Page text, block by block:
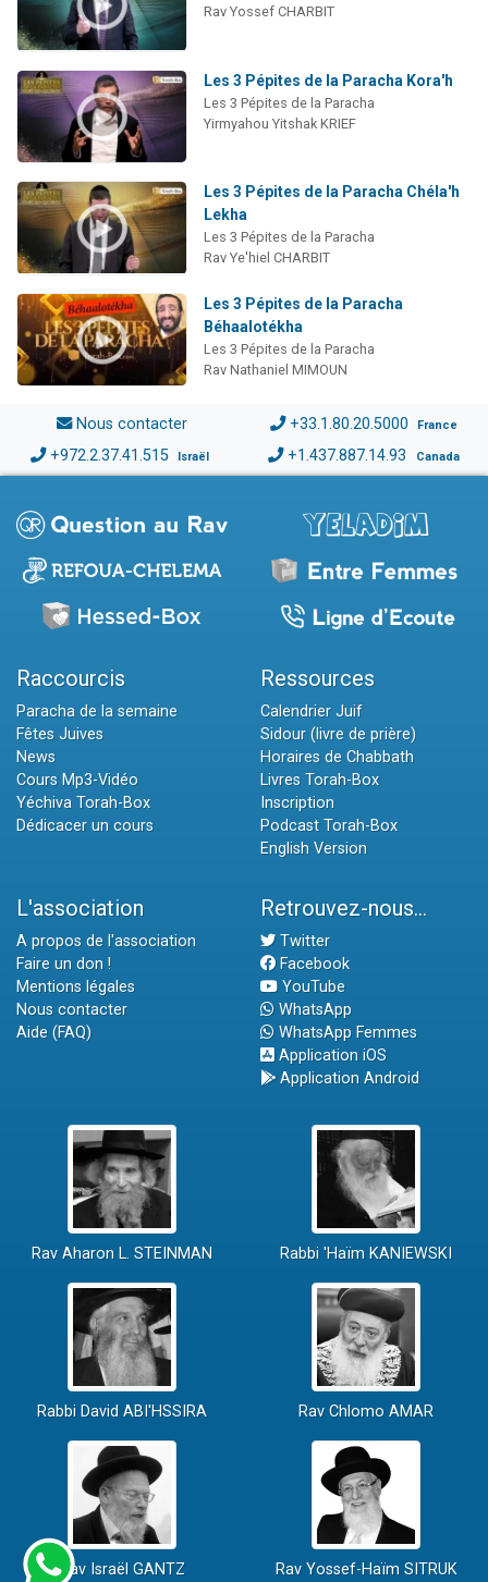
Rav Yossef CHARBIT
Les 3 Pépites de la Paracha Kora'h
Les 3 Pépites de la Paracha
Yirmyahou Yitshak KRIEF
Les 3 Pépites de la Paracha Chéla'h
Lekha
Les 3 Pépites de la Paracha
Rav Ye'hiel CHARBIT
Les 3 Pépites de la Paracha
Béhaalotékha
Les 3 Pépites de la Paracha
Rav Nathaniel MIMOUN
Nous contacter +33.1.80.20.5000 France
+972.2.37.41.515 Israël +1.437.887.14.93 Canada
Raccourcis
Paracha de la semaine
Fêtes Juives
News
Cours Mp3-Vidéo
Yéchiva Torah-Box
Dédicacer un cours
Ressources
Calendrier Juif
Sidour (livre de prière)
Horaires de Chabbath
Livres Torah-Box
Inscription
Podcast Torah-Box
English Version
L'association
A propos de l'association
Faire un don !
Mentions légales
Nous contacter
Aide (FAQ)
Retrouvez-nous...
Twitter
Facebook
YouTube
WhatsApp
WhatsApp Femmes
Application iOS
Application Android
Rav Aharon L. STEINMAN Rabbi 'Haïm KANIEWSKI
Rabbi David ABI'HSSIRA Rav Chlomo AMAR
Rav Israël GANTZ Rav Yossef-Haïm SITRUK